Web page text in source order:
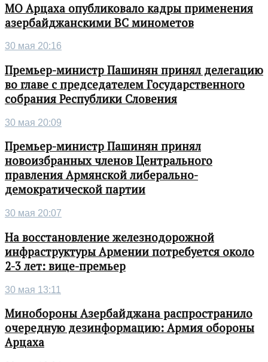
МО Арцаха опубликовало кадры применения
азербайджанскими ВС минометов
30 мая 20:16
Премьер-министр Пашинян принял делегацию
во главе с председателем Государственного
собрания Республики Словения
30 мая 20:09
Премьер-министр Пашинян принял
новоизбранных членов Центрального
правления Армянской либерально-
демократической партии
30 мая 20:07
На восстановление железнодорожной
инфраструктуры Армении потребуется около
2-3 лет: вице-премьер
30 мая 13:11
Минобороны Азербайджана распространило
очередную дезинформацию: Армия обороны
Арцаха